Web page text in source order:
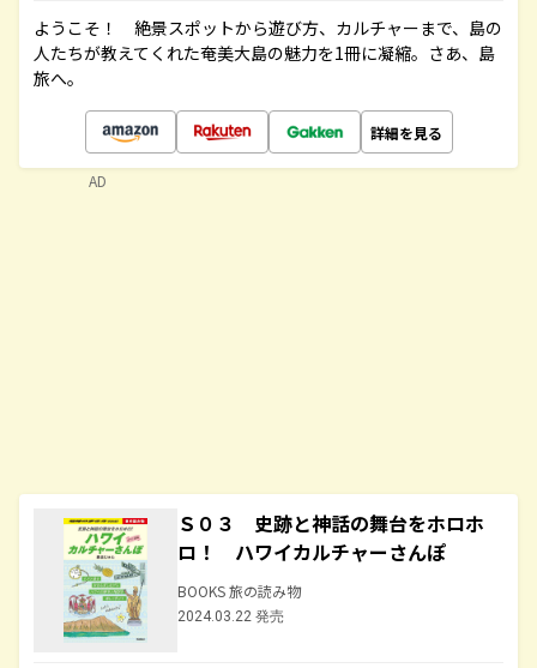
ようこそ！ 絶景スポットから遊び方、カルチャーまで、島の
人たちが教えてくれた奄美大島の魅力を1冊に凝縮。さあ、島
旅へ。
詳細を見る
Ｓ０３ 史跡と神話の舞台をホロホ
ロ！ ハワイカルチャーさんぽ
BOOKS 旅の読み物
2024.03.22 発売
AD